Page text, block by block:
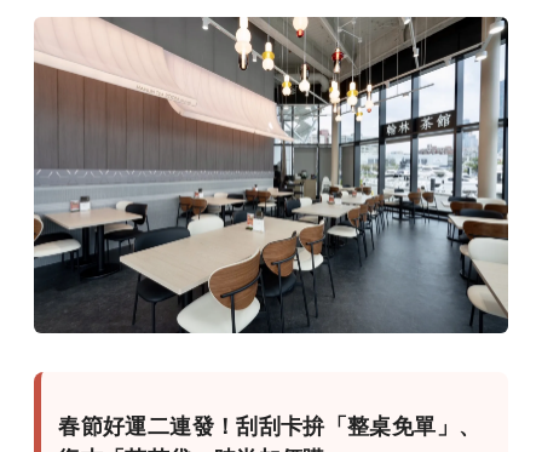
春節好運二連發！刮刮卡拚「整桌免單」、